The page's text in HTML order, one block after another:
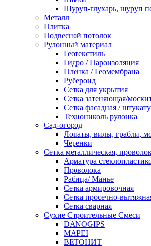
Шуруп-глухарь, шуруп
Металл
Плитка
Подвесной потолок
Рулонный материал
Геотекстиль
Гидро / Пароизоляция
Пленка / Геомембрана
Рубероид
Сетка для укрытия
Сетка затеняющая/
Сетка фасадная /
Технониколь рулонка
Сад-огород
Лопаты, вилы, грабли,
Черенки
Сетка металлическая,
Арматура
Проволока
Рабица/ Манье
Сетка армировочная
Сетка просечно-
Сетка сварная
Сухие Строительные Смеси
DANOGIPS
MAPEI
ВЕТОНИТ